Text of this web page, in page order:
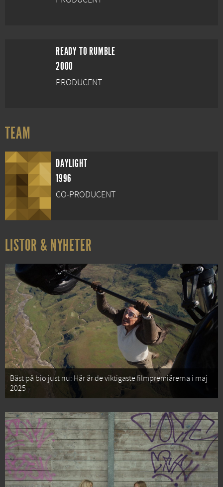
READY TO RUMBLE
2000
PRODUCENT
TEAM
DAYLIGHT
1996
CO-PRODUCENT
LISTOR & NYHETER
Bäst på bio just nu: Här är de viktigaste filmpremiärerna i maj
2025